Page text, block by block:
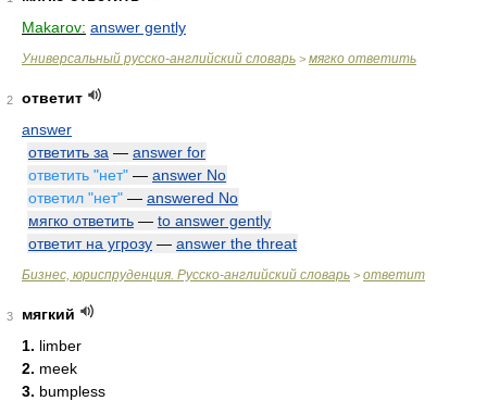
Makarov: answer gently
Универсальный русско-английский словарь > мягко ответить
2
ответит
answer
ответить за — answer for
ответить "нет" — answer No
ответил "нет" — answered No
мягко ответить — to answer gently
ответит на угрозу — answer the threat
Бизнес, юриспруденция. Русско-английский словарь > ответит
3
мягкий
1. limber
2. meek
3. bumpless